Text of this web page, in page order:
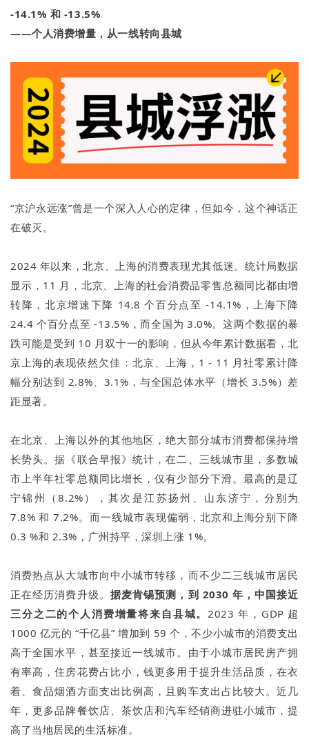
-14.1% 和 -13.5%
——个人消费增量，从一线转向县城
“京沪永远涨”曾是一个深入人心的定律，但如今，这个神话正
在破灭。
2024 年以来，北京、上海的消费表现尤其低迷。统计局数据
显示，11 月，北京、上海的社会消费品零售总额同比都由增
转降，北京增速下降 14.8 个百分点至 -14.1%，上海下降
24.4 个百分点至 -13.5%，而全国为 3.0%。这两个数据的暴
跌可能是受到 10 月双十一的影响，但从今年累计数据看，北
京上海的表现依然欠佳：北京、上海，1 - 11 月社零累计降
幅分别达到 2.8%、3.1%，与全国总体水平（增长 3.5%）差
距显著。
在北京、上海以外的其他地区，绝大部分城市消费都保持增
长势头。据《联合早报》统计，在二、三线城市里，多数城
市上半年社零总额同比增长，仅有少部分下滑。最高的是辽
宁锦州（8.2%），其次是江苏扬州、山东济宁，分别为
7.8% 和 7.2%。而一线城市表现偏弱，北京和上海分别下降
0.3 %和 2.3%，广州持平，深圳上涨 1%。
消费热点从大城市向中小城市转移，而不少二三线城市居民
正在经历消费升级。 据麦肯锡预测，到 2030 年，中国接近
三分之二的个人消费增量将来自县城。 2023 年，GDP 超
1000 亿元的 “千亿县” 增加到 59 个，不少小城市的消费支出
高于全国水平，甚至接近一线城市。由于小城市居民房产拥
有率高，住房花费占比小，钱更多用于提升生活品质，在衣
着、食品烟酒方面支出比例高，且购车支出占比较大。近几
年，更多品牌餐饮店、茶饮店和汽车经销商进驻小城市，提
高了当地居民的生活标准。